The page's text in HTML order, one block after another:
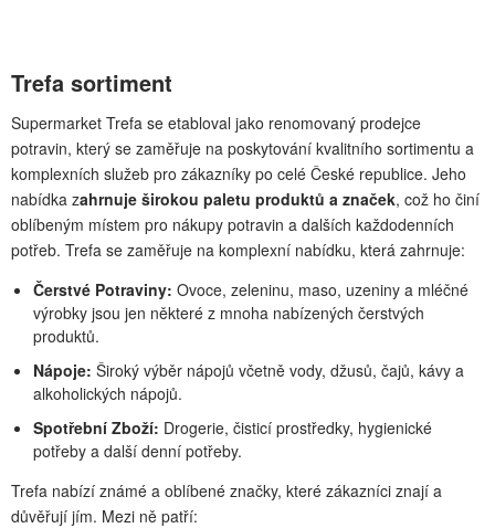
Trefa sortiment
Supermarket Trefa se etabloval jako renomovaný prodejce
potravin, který se zaměřuje na poskytování kvalitního sortimentu a
komplexních služeb pro zákazníky po celé České republice. Jeho
nabídka zahrnuje širokou paletu produktů a značek, což ho činí
oblíbeným místem pro nákupy potravin a dalších každodenních
potřeb. Trefa se zaměřuje na komplexní nabídku, která zahrnuje:
Čerstvé Potraviny: Ovoce, zeleninu, maso, uzeniny a mléčné
výrobky jsou jen některé z mnoha nabízených čerstvých
produktů.
Nápoje: Široký výběr nápojů včetně vody, džusů, čajů, kávy a
alkoholických nápojů.
Spotřební Zboží: Drogerie, čisticí prostředky, hygienické
potřeby a další denní potřeby.
Trefa nabízí známé a oblíbené značky, které zákazníci znají a
důvěřují jím. Mezi ně patří: